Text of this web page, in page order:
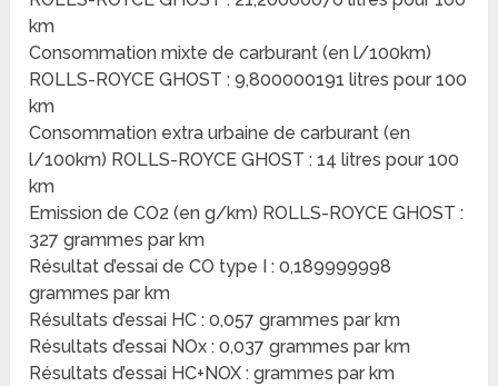
km
Consommation mixte de carburant (en l/100km)
ROLLS-ROYCE GHOST : 9,800000191 litres pour 100
km
Consommation extra urbaine de carburant (en
l/100km) ROLLS-ROYCE GHOST : 14 litres pour 100
km
Emission de CO2 (en g/km) ROLLS-ROYCE GHOST :
327 grammes par km
Résultat d’essai de CO type I : 0,189999998
grammes par km
Résultats d’essai HC : 0,057 grammes par km
Résultats d’essai NOx : 0,037 grammes par km
Résultats d’essai HC+NOX : grammes par km